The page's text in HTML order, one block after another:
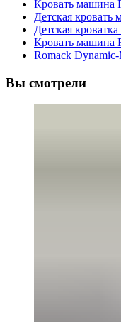
Кровать машина
Детская кровать
Детская
Кровать машина
Romack
Вы смотрели